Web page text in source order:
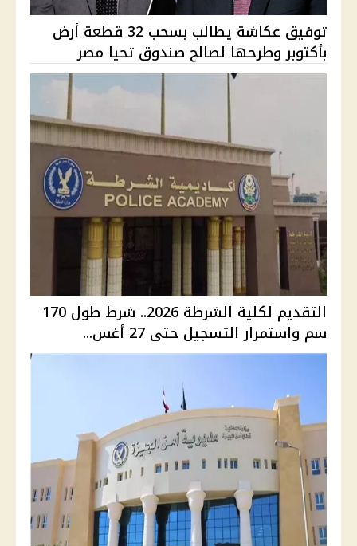
توفيق عكاشة يطالب بسحب 32 قطعة أرض
بأكتوبر وطرحها لصالح صندوق تحيا مصر
التقديم لكلية الشرطة 2026.. شرط طول 170
سم واستمرار التسجيل حتى 27 أغس...